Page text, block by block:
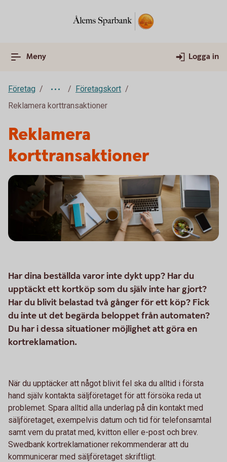
Meny Logga in
Företag
Företagskort
Reklamera korttransaktioner
Reklamera
korttransaktioner
Har dina beställda varor inte dykt upp? Har du
upptäckt ett kortköp som du själv inte har gjort?
Har du blivit belastad två gånger för ett köp? Fick
du inte ut det begärda beloppet från automaten?
Du har i dessa situationer möjlighet att göra en
kortreklamation.
När du upptäcker att något blivit fel ska du alltid i första
hand själv kontakta säljföretaget för att försöka reda ut
problemet. Spara alltid alla underlag på din kontakt med
säljföretaget, exempelvis datum och tid för telefonsamtal
samt vem du pratat med, kvitton eller e-post och brev.
Swedbank kortreklamationer rekommenderar att du
kommunicerar med säljföretaget skriftligt.